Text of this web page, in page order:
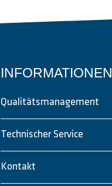
INFORMATIONEN
Qualitätsmanagement
Technischer Service
Kontakt